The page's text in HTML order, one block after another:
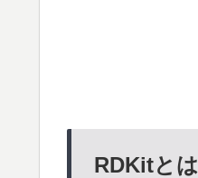
RDKitとは